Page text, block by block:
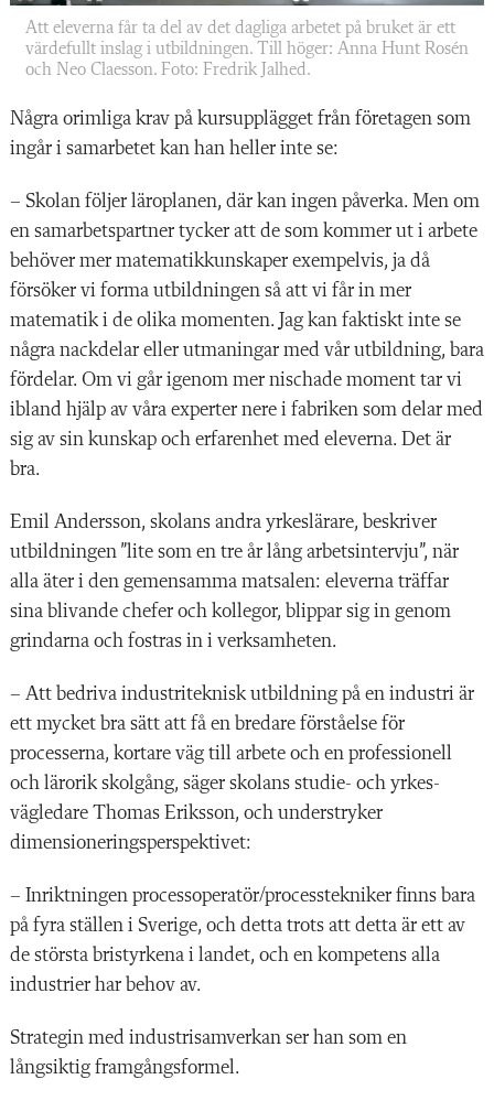
Att eleverna får ta del av det dagliga arbetet på bruket är ett
värdefullt inslag i utbildningen. Till höger: Anna Hunt Rosén
och Neo Claesson. Foto: Fredrik Jalhed.
Några orimliga krav på kursupplägget från företagen som
ingår i samarbetet kan han heller inte se:
– Skolan följer läroplanen, där kan ingen påverka. Men om
en samarbetspartner tycker att de som kommer ut i arbete
behöver mer matematikkunskaper exempelvis, ja då
försöker vi forma utbildningen så att vi får in mer
matematik i de olika momenten. Jag kan faktiskt inte se
några nackdelar eller utmaningar med vår utbildning, bara
fördelar. Om vi går igenom mer nischade moment tar vi
ibland hjälp av våra experter nere i fabriken som delar med
sig av sin kunskap och erfarenhet med eleverna. Det är
bra.
Emil Andersson, skolans andra yrkeslärare, beskriver
utbildningen ”lite som en tre år lång arbetsintervju”, när
alla äter i den gemensamma matsalen: eleverna träffar
sina blivande chefer och kollegor, blippar sig in genom
grindarna och fostras in i verksamheten.
– Att bedriva industriteknisk utbildning på en industri är
ett mycket bra sätt att få en bredare förståelse för
processerna, kortare väg till arbete och en professionell
och lärorik skolgång, säger skolans studie- och yrkes­
vägledare Thomas Eriksson, och understryker
dimensioneringsperspektivet:
– Inriktningen processoperatör/processtekniker finns bara
på fyra ställen i Sverige, och detta trots att detta är ett av
de största brist­yrkena i landet, och en kompetens alla
industrier har behov av.
Strategin med industrisamverkan ser han som en
långsiktig framgångsformel.